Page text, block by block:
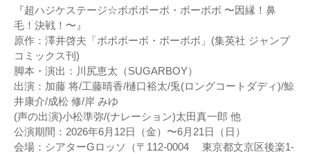
『超ハジケステージ☆ボボボーボ・ボーボボ 〜因縁！鼻
毛！決戦！〜』
原作：澤井啓夫「ボボボーボ・ボーボボ」(集英社 ジャンプ
コミックス刊)
脚本・演出：川尻恵太（SUGARBOY）
出演：加藤 将/工藤晴香/樋口裕太/兎(ロングコートダディ)/鯨
井康介/成松 修/岸 みゆ
(声の出演)小松準弥/(ナレーション)太田真一郎 他
公演期間：2026年6⽉12⽇（金）〜6⽉21⽇（日）
会場：シアターGロッソ（〒112-0004 東京都文京区後楽1-